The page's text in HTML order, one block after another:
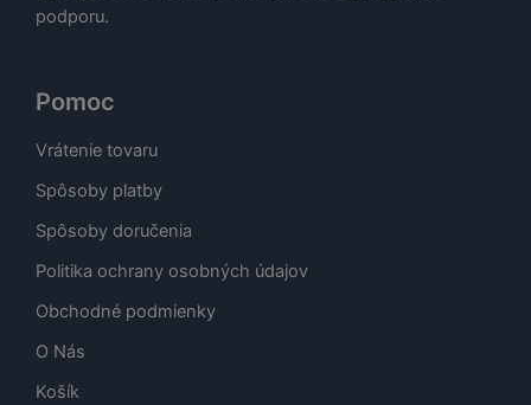
podporu.
Pomoc
Vrátenie tovaru
Spôsoby platby
Spôsoby doručenia
Politika ochrany osobných údajov
Obchodné podmienky
O Nás
Košík